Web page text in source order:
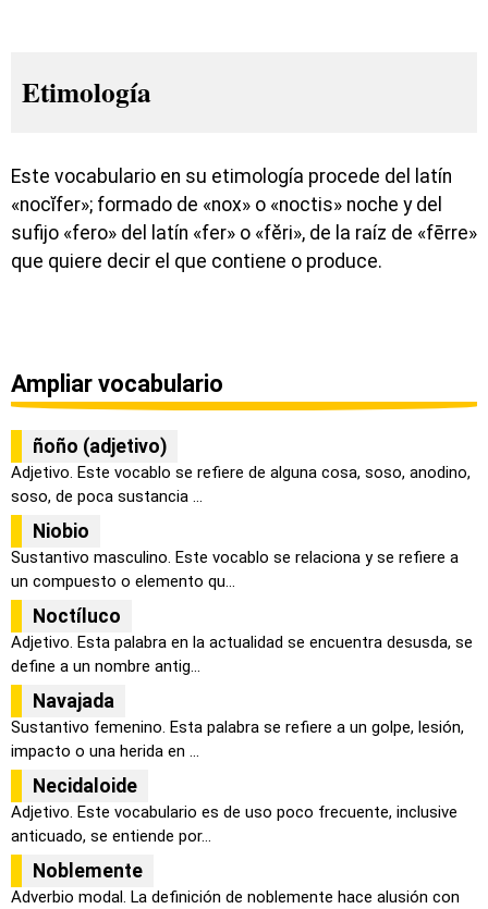
Etimología
Este vocabulario en su etimología procede del latín
«nocĭfer»; formado de «nox» o «noctis» noche y del
sufijo «fero» del latín «fer» o «fĕri», de la raíz de «fērre»
que quiere decir el que contiene o produce.
Ampliar vocabulario
ñoño (adjetivo)
Adjetivo. Este vocablo se refiere de alguna cosa, soso, anodino,
soso, de poca sustancia ...
Niobio
Sustantivo masculino. Este vocablo se relaciona y se refiere a
un compuesto o elemento qu...
Noctíluco
Adjetivo. Esta palabra en la actualidad se encuentra desusda, se
define a un nombre antig...
Navajada
Sustantivo femenino. Esta palabra se refiere a un golpe, lesión,
impacto o una herida en ...
Necidaloide
Adjetivo. Este vocabulario es de uso poco frecuente, inclusive
anticuado, se entiende por...
Noblemente
Adverbio modal. La definición de noblemente hace alusión con